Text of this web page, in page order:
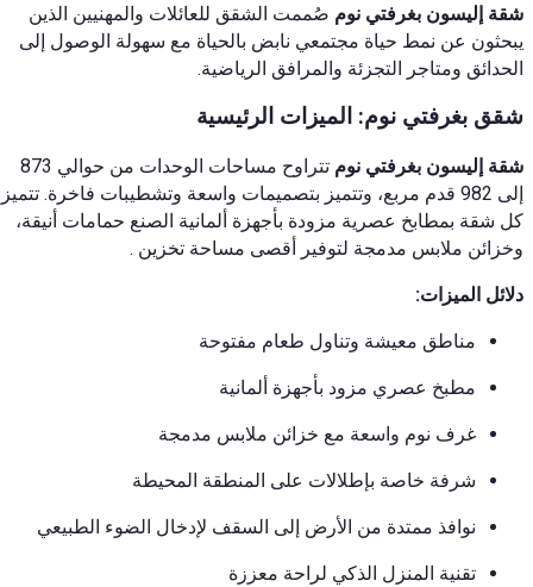
شقة إليسون بغرفتي نوم صُممت الشقق للعائلات والمهنيين الذين
يبحثون عن نمط حياة مجتمعي نابض بالحياة مع سهولة الوصول إلى
الحدائق ومتاجر التجزئة والمرافق الرياضية.
شقق بغرفتي نوم: الميزات الرئيسية
شقة إليسون بغرفتي نوم
تتراوح مساحات الوحدات من حوالي 873
إلى 982 قدم مربع، وتتميز بتصميمات واسعة وتشطيبات فاخرة.
تتميز
كل شقة بمطابخ عصرية مزودة بأجهزة ألمانية الصنع حمامات أنيقة،
وخزائن ملابس مدمجة لتوفير أقصى مساحة تخزين .
دلائل الميزات:
مناطق معيشة وتناول طعام مفتوحة
مطبخ عصري مزود بأجهزة ألمانية
غرف نوم واسعة مع خزائن ملابس مدمجة
شرفة خاصة بإطلالات على المنطقة المحيطة
نوافذ ممتدة من الأرض إلى السقف لإدخال الضوء الطبيعي
تقنية المنزل الذكي لراحة معززة